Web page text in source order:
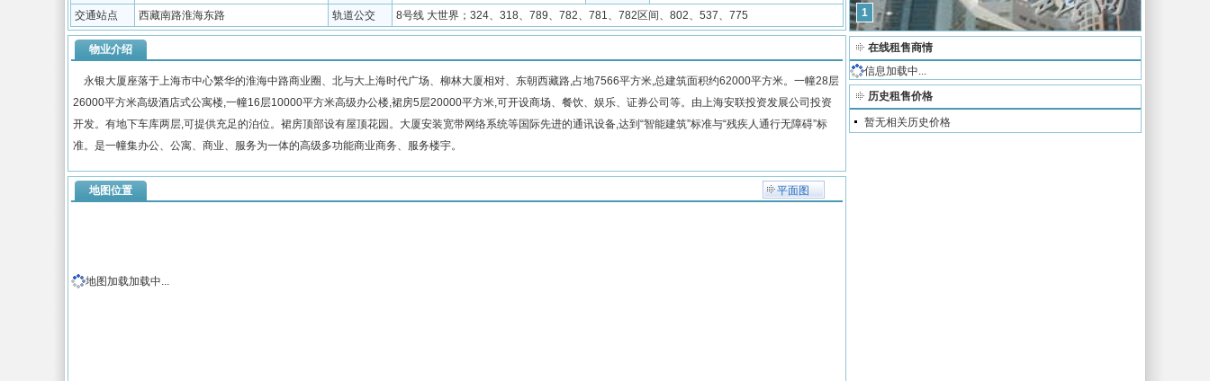
交通站点
西藏南路淮海东路 轨道公交 8号线 大世界；324、318、789、782、781、782区间、802、537、775
物业介绍
永银大厦座落于上海市中心繁华的淮海中路商业圈、北与大上海时代广场、柳林大厦相对、东朝西藏路,占地7566平方米,总建筑面积约62000平方米。一幢28层
26000平方米高级酒店式公寓楼,一幢16层10000平方米高级办公楼,裙房5层20000平方米,可开设商场、餐饮、娱乐、证券公司等。由上海安联投资发展公司投资
开发。有地下车库两层,可提供充足的泊位。裙房顶部设有屋顶花园。大厦安装宽带网络系统等国际先进的通讯设备,达到“智能建筑”标准与“残疾人通行无障碍”标
准。是一幢集办公、公寓、商业、服务为一体的高级多功能商业商务、服务楼宇。
平面图
地图位置
地图加载加载中...
1
在线租售商情
暂无相关信息
历史租售价格
暂无相关历史价格